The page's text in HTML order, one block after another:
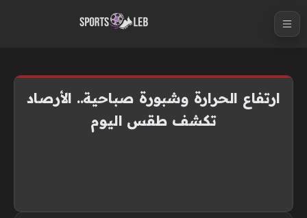
ارتفاع الحرارة وشبورة صباحية.. الأرصاد
تكشف طقس اليوم